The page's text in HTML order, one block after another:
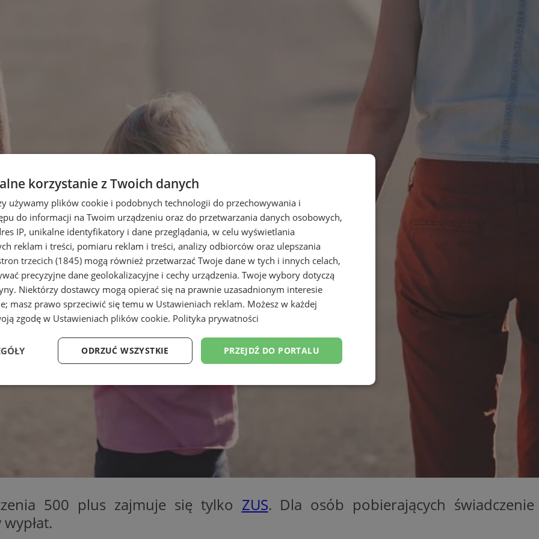
500 plus zajmuje się tylko ZUS. Dla osób pobierających świadczenie
korzystanie z Twoich danych
używamy plików cookie i podobnych technologii do przechowywania i
do informacji na Twoim urządzeniu oraz do przetwarzania danych osobowych,
IP, unikalne identyfikatory i dane przeglądania, w celu wyświetlania
reklam i treści, pomiaru reklam i treści, analizy odbiorców oraz ulepszania
trzecich (1845) mogą również przetwarzać Twoje dane w tych i innych celach,
precyzyjne dane geolokalizacyjne i cechy urządzenia. Twoje wybory dotyczą
Niektórzy dostawcy mogą opierać się na prawnie uzasadnionym interesie
masz prawo sprzeciwić się temu w Ustawieniach reklam. Możesz w każdej
zgodę w Ustawieniach plików cookie. Polityka prywatności
PRZEJDŹ DO PORTALU
ODRZUĆ WSZYSTKIE
Wydajność Targetowanie Funkcjonalność Niesklasyfikowane
niezbędnych plików cookie nie można prawidłowo korzystać ze strony internetowej.
Provider